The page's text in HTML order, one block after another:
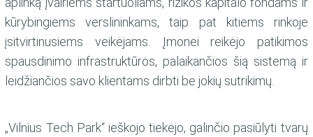
kūrybingiems verslininkams, taip pat kitiems rinkoje
įsitvirtinusiems veikėjams. Įmonei reikėjo patikimos
spausdinimo infrastruktūros, palaikančios šią sistemą ir
leidžiančios savo klientams dirbti be jokių sutrikimų.
„Vilnius Tech Park“ ieškojo tiekėjo, galinčio pasiūlyti tvarų